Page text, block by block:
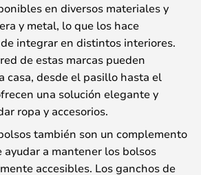
en diversos materiales y
y metal, lo que los hace
integrar en distintos interiores.
de estas marcas pueden
casa, desde el pasillo hasta el
una solución elegante y
ropa y accesorios.
también son un complemento
ayudar a mantener los bolsos
accesibles. Los ganchos de